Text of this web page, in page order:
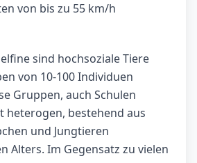
von bis zu 55 km/h
sind hochsoziale Tiere
von 10-100 Individuen
Gruppen, auch Schulen
heterogen, bestehend aus
und Jungtieren
Alters. Im Gegensatz zu vielen